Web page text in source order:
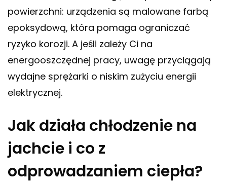
powierzchni: urządzenia są malowane farbą
epoksydową, która pomaga ograniczać
ryzyko korozji. A jeśli zależy Ci na
energooszczędnej pracy, uwagę przyciągają
wydajne sprężarki o niskim zużyciu energii
elektrycznej.
Jak działa chłodzenie na
jachcie i co z
odprowadzaniem ciepła?